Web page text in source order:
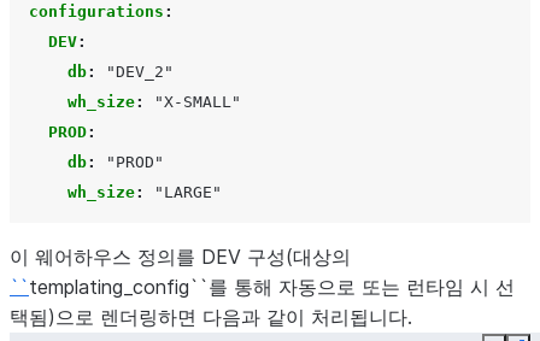
configurations :
DEV:
db:
"DEV_2"
wh_size:
"X-SMALL"
PROD:
db:
"PROD"
wh_size: "LARGE"
이 웨어하우스 정의를 DEV 구성(대상의
``templating_config``를 통해 자동으로 또는 런타임 시 선
택됨)으로 렌더링하면 다음과 같이 처리됩니다.